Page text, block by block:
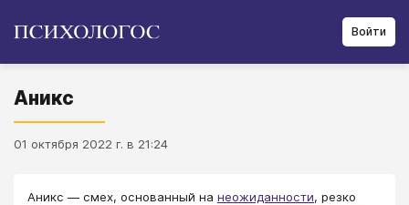
Войти
Аникс
01 октября 2022 г. в 21:24
Аникс — смех, основанный на неожиданности, резко